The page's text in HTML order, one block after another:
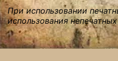
При использовании
использования